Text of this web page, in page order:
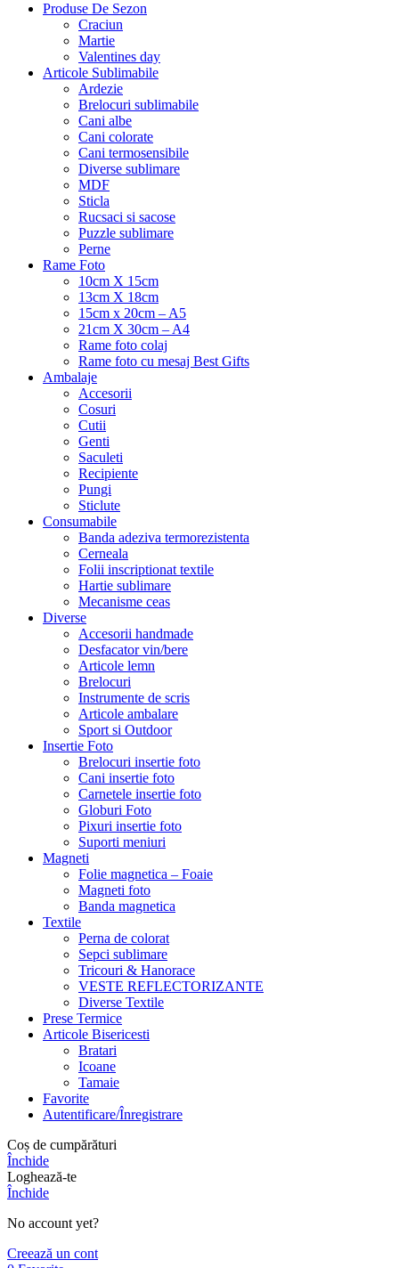
Produse De Sezon
Craciun
Martie
Valentines day
Articole Sublimabile
Ardezie
Brelocuri sublimabile
Cani albe
Cani colorate
Cani termosensibile
Diverse sublimare
MDF
Sticla
Rucsaci si sacose
Puzzle sublimare
Perne
Rame Foto
10cm X 15cm
13cm X 18cm
15cm x 20cm – A5
21cm X 30cm – A4
Rame foto colaj
Rame foto cu mesaj Best Gifts
Ambalaje
Accesorii
Cosuri
Cutii
Genti
Saculeti
Recipiente
Pungi
Sticlute
Consumabile
Banda adeziva termorezistenta
Cerneala
Folii inscriptionat textile
Hartie sublimare
Mecanisme ceas
Diverse
Accesorii handmade
Desfacator vin/bere
Articole lemn
Brelocuri
Instrumente de scris
Articole ambalare
Sport si Outdoor
Insertie Foto
Brelocuri insertie foto
Cani insertie foto
Carnetele insertie foto
Globuri Foto
Pixuri insertie foto
Suporti meniuri
Magneti
Folie magnetica – Foaie
Magneti foto
Banda magnetica
Textile
Perna de colorat
Sepci sublimare
Tricouri & Hanorace
VESTE REFLECTORIZANTE
Diverse Textile
Prese Termice
Articole Bisericesti
Bratari
Icoane
Tamaie
Favorite
Autentificare/Înregistrare
Coș de cumpărături
Închide
Loghează-te
Închide
No account yet?
Creează un cont